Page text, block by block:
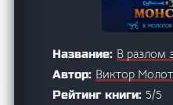
Название: В разлом
Автор: Виктор
Рейтинг книги: 5/5